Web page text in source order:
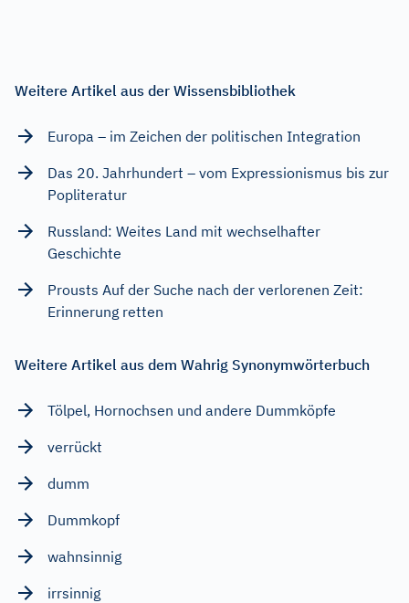
Weitere Artikel aus der Wissensbibliothek
Europa – im Zeichen der politischen Integration
Das 20. Jahrhundert – vom Expressionismus bis zur
Popliteratur
Russland: Weites Land mit wechselhafter
Geschichte
Prousts Auf der Suche nach der verlorenen Zeit:
Erinnerung retten
Weitere Artikel aus dem Wahrig Synonymwörterbuch
Tölpel, Hornochsen und andere Dummköpfe
verrückt
dumm
Dummkopf
wahnsinnig
irrsinnig